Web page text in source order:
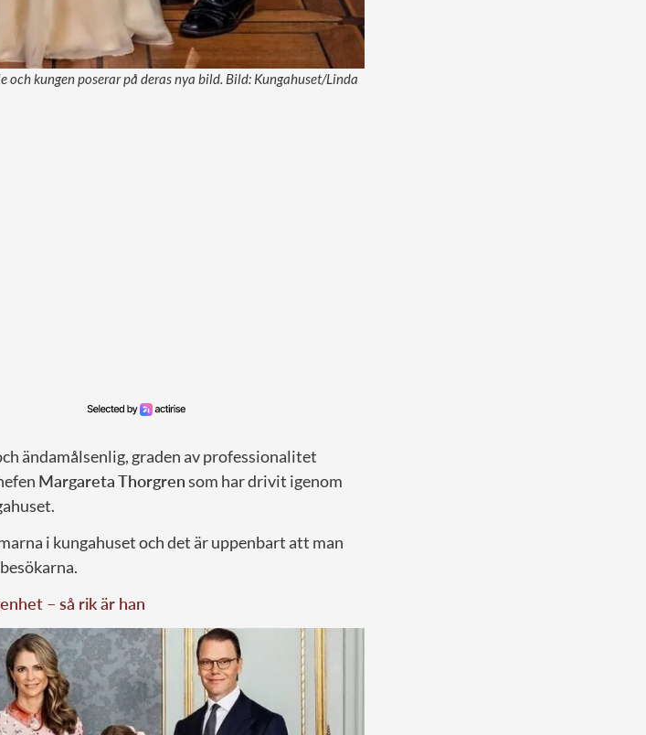
kungen poserar på deras nya bild. Bild: Kungahuset/Linda
ändamålsenlig, graden av professionalitet
Margareta Thorgrensom har drivit igenom
i kungahuset och det är uppenbart att man
– så rik är han